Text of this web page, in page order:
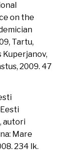
on the
Tartu,
Kuperjanov,
2009. 47
autori
Mare
234 lk.